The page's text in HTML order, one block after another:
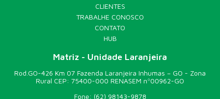
CLIENTES
TRABALHE CONOSCO
CONTATO
HUB
Matriz - Unidade Laranjeira
Rod.GO-426 Km 07 Fazenda Laranjeira Inhumas – GO - Zona
Rural CEP: 75400-000 RENASEM nº00962-GO
Fone: (62) 98143-9878